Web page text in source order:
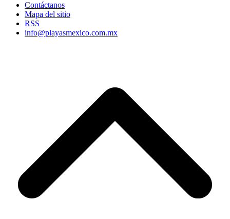
Contáctanos
Mapa del sitio
RSS
info@playasmexico.com.mx